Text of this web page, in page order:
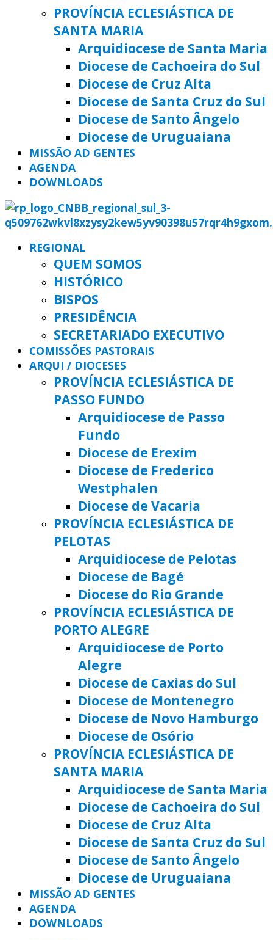
PROVÍNCIA ECLESIÁSTICA DE
SANTA MARIA
Arquidiocese de Santa Maria
Diocese de Cachoeira do Sul
Diocese de Cruz Alta
Diocese de Santa Cruz do Sul
Diocese de Santo Ângelo
Diocese de Uruguaiana
MISSÃO AD GENTES
AGENDA
DOWNLOADS
REGIONAL
QUEM SOMOS
HISTÓRICO
BISPOS
PRESIDÊNCIA
SECRETARIADO EXECUTIVO
COMISSÕES PASTORAIS
ARQUI / DIOCESES
PROVÍNCIA ECLESIÁSTICA DE
PASSO FUNDO
Arquidiocese de Passo
Fundo
Diocese de Erexim
Diocese de Frederico
Westphalen
Diocese de Vacaria
PROVÍNCIA ECLESIÁSTICA DE
PELOTAS
Arquidiocese de Pelotas
Diocese de Bagé
Diocese do Rio Grande
PROVÍNCIA ECLESIÁSTICA DE
PORTO ALEGRE
Arquidiocese de Porto
Alegre
Diocese de Caxias do Sul
Diocese de Montenegro
Diocese de Novo Hamburgo
Diocese de Osório
PROVÍNCIA ECLESIÁSTICA DE
SANTA MARIA
Arquidiocese de Santa Maria
Diocese de Cachoeira do Sul
Diocese de Cruz Alta
Diocese de Santa Cruz do Sul
Diocese de Santo Ângelo
Diocese de Uruguaiana
MISSÃO AD GENTES
AGENDA
DOWNLOADS